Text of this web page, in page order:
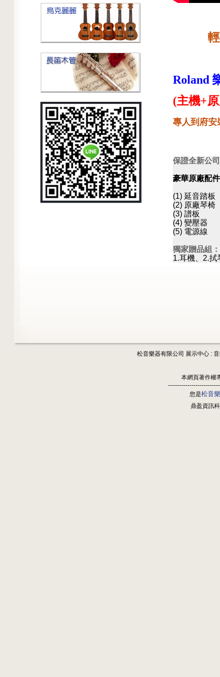
Roland
(主機+
專人到府
保證全新公
豪華原廠配
(1) 延音踏板
(2) 原廠琴椅
(3) 譜板
(4) 變壓器
(5) 電源線
獨家贈品組：
1.耳機、2.
松音樂器有限公司 展示中心 :
本網頁著作權
您是松音
鼎盈資訊